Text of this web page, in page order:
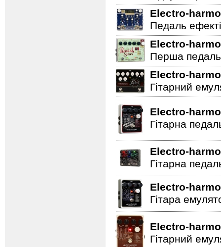
Electro-
Педаль
Electro-
Перша
Electro-
Гітарний
Electro-
Гітарна
Electro-
Гітарна
Electro-
Гітара
Electro-
Гітарний